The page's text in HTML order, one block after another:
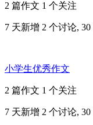
2 篇作文 1 个关注
7 天新增 2 个讨论,
小学生优秀作文
2 篇作文 1 个关注
7 天新增 2 个讨论,